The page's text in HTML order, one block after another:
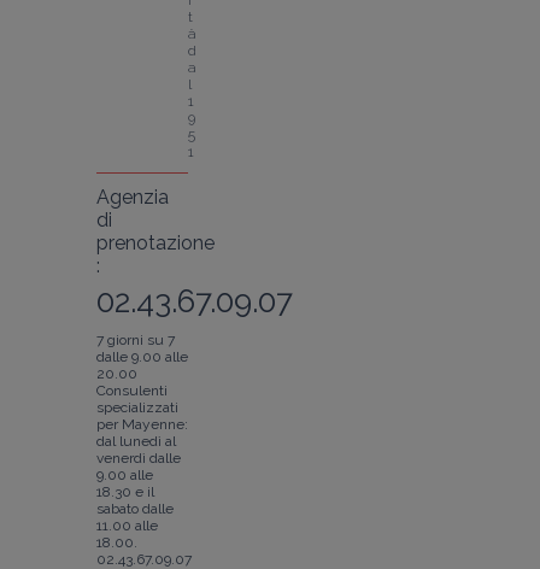
t
à
d
a
l
1
9
5
1
Agenzia
di
prenotazione
:
02.43.67.09.07
7 giorni su 7
dalle 9.00 alle
20.00
Consulenti
specializzati
per Mayenne:
dal lunedì al
venerdì dalle
9.00 alle
18.30 e il
sabato dalle
11.00 alle
18.00.
02.43.67.09.07